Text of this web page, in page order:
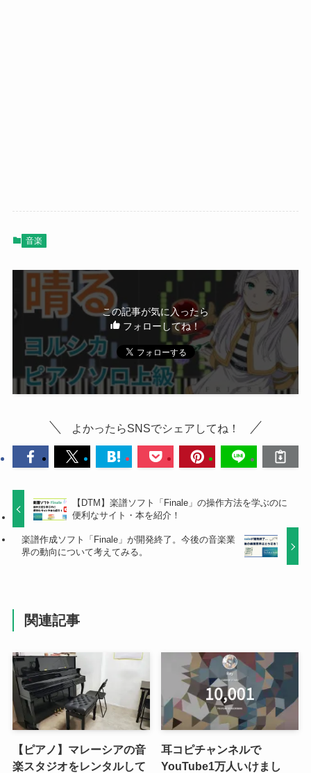
音楽
この記事が気に入ったら
フォローしてね！
よかったらSNSでシェアしてね！
【DTM】楽譜ソフト「Finale」の操作方法を学ぶのに
便利なサイト・本を紹介！
楽譜作成ソフト「Finale」が開発終了。今後の音楽業
界の動向について考えてみる。
関連記事
【ピアノ】マレーシアの音
楽スタジオをレンタルして
耳コピチャンネルで
YouTube1万人いけまし